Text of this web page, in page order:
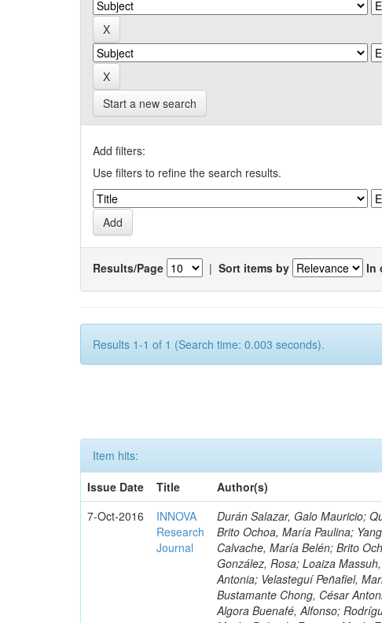
Start a new search
Add filters:
Use filters to refine the search results.
Results/Page | Sort items by In
Results 1-1 of 1 (Search time: 0.003 seconds).
Item hits:
Issue Date
Title Author(s)
7-Oct-2016
INNOVA
Research
Journal
Durán Salazar, Galo Mauricio;
Brito Ochoa, María Paulina;
Calvache, María Belén; Brito
González, Rosa; Loaiza
Antonia; Velasteguí Peñafiel,
Bustamante Chong, César
Algora Buenafé, Alfonso;